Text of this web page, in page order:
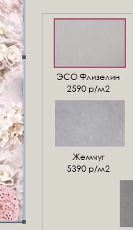
ЭСО Флизелин
2590 р/м2
Жемчуг
5390 р/м2